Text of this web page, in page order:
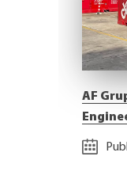
AF